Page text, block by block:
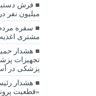
میلیون نفر
مشتری
هشدار
تجهیزات
پزشکی در
هشدار
«قطعیت